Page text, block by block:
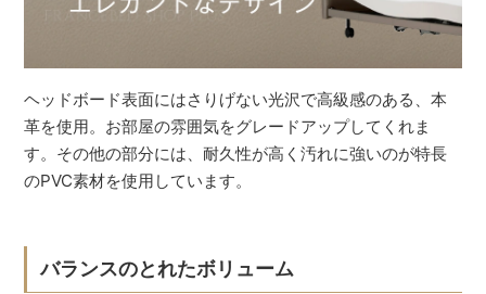
ヘッドボード表面にはさりげない光沢で高級感のある、本
革を使用。お部屋の雰囲気をグレードアップしてくれま
す。その他の部分には、耐久性が高く汚れに強いのが特長
のPVC素材を使用しています。
バランスのとれたボリューム